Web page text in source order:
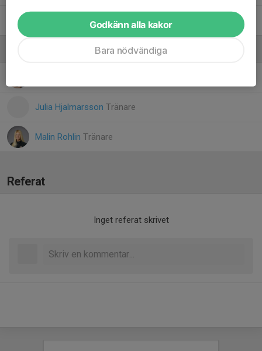
Julia Hjalmarsson Tränare
Malin Rohlin Tränare
Referat
Inget referat skrivet
Godkänn alla kakor
Bara nödvändiga